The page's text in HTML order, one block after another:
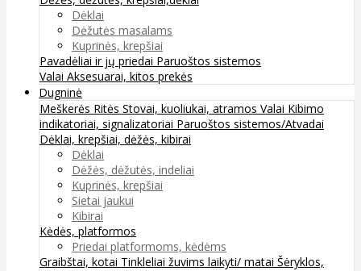
Dėklai
Dėžutės masalams
Kuprinės, krepšiai
Pavadėliai ir jų priedai Paruoštos sistemos
Valai Aksesuarai, kitos prekės
Dugninė
Meškerės Ritės Stovai, kuoliukai, atramos Valai Kibimo
indikatoriai, signalizatoriai Paruoštos sistemos/Atvadai
Dėklai, krepšiai, dėžės, kibirai
Dėklai
Dėžės, dėžutės, indeliai
Kuprinės, krepšiai
Sietai jaukui
Kibirai
Kėdės, platformos
Priedai platformoms, kėdėms
Graibštai, kotai Tinkleliai žuvims laikyti/ matai Šėryklos,